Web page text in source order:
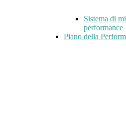
Sistema di
performance
Piano della